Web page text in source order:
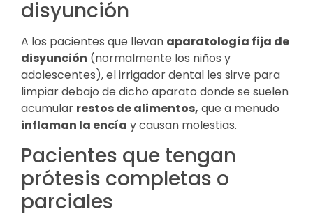
disyunción
A los pacientes que llevan aparatología fija de
disyunción (normalmente los niños y
adolescentes), el irrigador dental les sirve para
limpiar debajo de dicho aparato donde se suelen
acumular restos de alimentos, que a menudo
inflaman la encía y causan molestias.
Pacientes que tengan
prótesis completas o
parciales